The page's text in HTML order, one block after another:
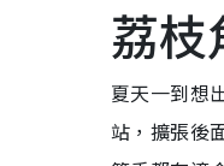
荔
夏天一到想
站，擴張後